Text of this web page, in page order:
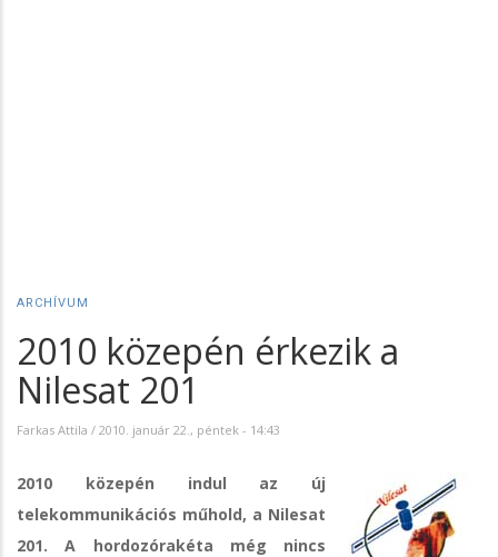
ARCHÍVUM
2010 közepén érkezik a
Nilesat 201
Farkas Attila / 2010. január 22., péntek - 14:43
2010 közepén indul az új
telekommunikációs műhold, a Nilesat
201. A hordozórakéta még nincs